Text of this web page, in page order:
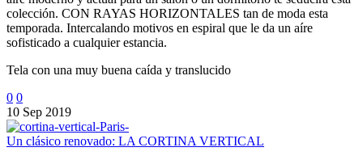
colección. CON RAYAS HORIZONTALES tan de moda esta
temporada. Intercalando motivos en espiral que le da un aíre
sofisticado a cualquier estancia.
Tela con una muy buena caída y translucido
0 0
10 Sep 2019
Un clásico renovado: LA CORTINA VERTICAL